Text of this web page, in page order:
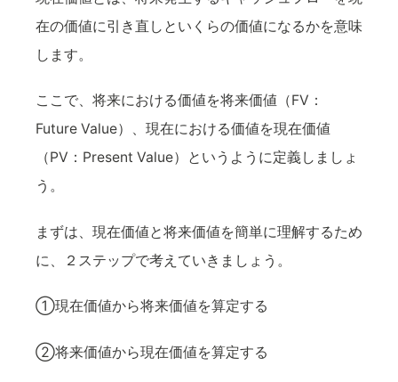
在の価値に引き直しといくらの価値になるかを意味
します。
ここで、将来における価値を将来価値（FV：
Future Value）、現在における価値を現在価値
（PV：Present Value）というように定義しましょ
う。
まずは、現在価値と将来価値を簡単に理解するため
に、２ステップで考えていきましょう。
①現在価値から将来価値を算定する
②将来価値から現在価値を算定する